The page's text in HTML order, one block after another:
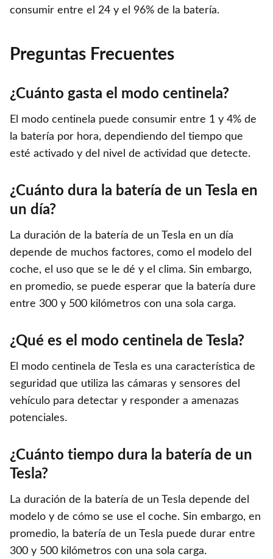
consumir entre el 24 y el 96% de la batería.
Preguntas Frecuentes
¿Cuánto gasta el modo centinela?
El modo centinela puede consumir entre 1 y 4% de
la batería por hora, dependiendo del tiempo que
esté activado y del nivel de actividad que detecte.
¿Cuánto dura la batería de un Tesla en
un día?
La duración de la batería de un Tesla en un día
depende de muchos factores, como el modelo del
coche, el uso que se le dé y el clima. Sin embargo,
en promedio, se puede esperar que la batería dure
entre 300 y 500 kilómetros con una sola carga.
¿Qué es el modo centinela de Tesla?
El modo centinela de Tesla es una característica de
seguridad que utiliza las cámaras y sensores del
vehículo para detectar y responder a amenazas
potenciales.
¿Cuánto tiempo dura la batería de un
Tesla?
La duración de la batería de un Tesla depende del
modelo y de cómo se use el coche. Sin embargo, en
promedio, la batería de un Tesla puede durar entre
300 y 500 kilómetros con una sola carga.